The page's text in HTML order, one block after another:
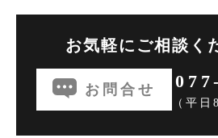
お気軽にご相談く
お問合せ
（平